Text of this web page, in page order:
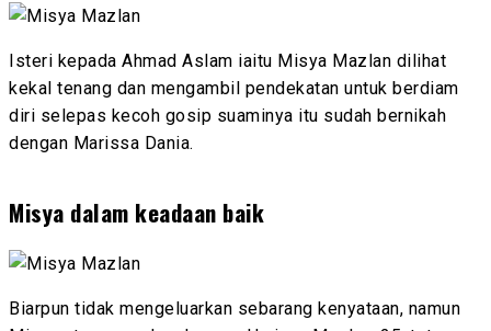
Isteri kepada Ahmad Aslam iaitu Misya Mazlan dilihat
kekal tenang dan mengambil pendekatan untuk berdiam
diri selepas kecoh gosip suaminya itu sudah bernikah
dengan Marissa Dania.
Misya dalam keadaan baik
Biarpun tidak mengeluarkan sebarang kenyataan, namun